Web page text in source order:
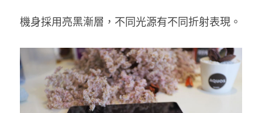
機身採用亮黑漸層，不同光源有不同折射表現。